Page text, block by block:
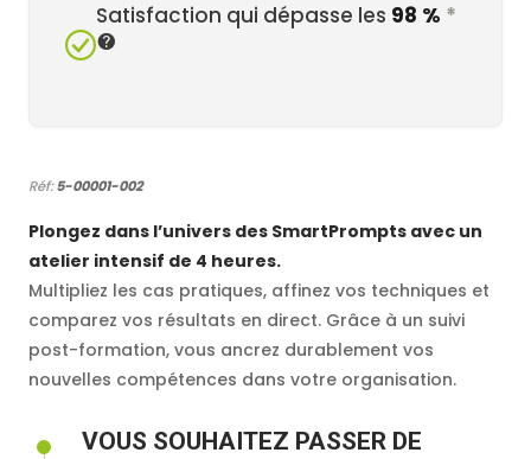
Satisfaction qui dépasse les 98 % *
Réf:5-00001-002
Plongez dans l’univers des SmartPrompts avec un
atelier intensif de 4 heures.
Multipliez les cas pratiques, affinez vos techniques et
comparez vos résultats en direct. Grâce à un suivi
post-formation, vous ancrez durablement vos
nouvelles compétences dans votre organisation.
VOUS SOUHAITEZ PASSER DE